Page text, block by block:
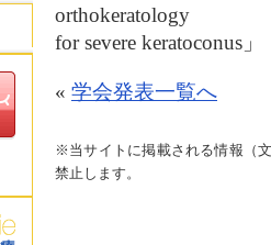
orthokeratology
for severe keratoconus」
« 学会発表一覧へ
※当サイトに掲載される情報（
禁止します。